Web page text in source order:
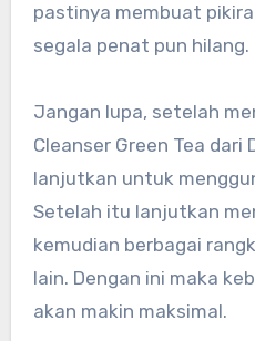
pastinya membuat
segala penat pun hilang.
Jangan lupa, setelah
Cleanser Green Tea dari
lanjutkan untuk
Setelah itu lanjutkan
kemudian berbagai
lain. Dengan ini maka
akan makin maksimal.